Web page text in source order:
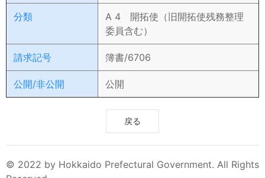
分類
A 4 開拓使（旧開拓使残務整理
委員含む）
請求記号 簿書/6706
公開/非公開 公開
戻る
© 2022 by Hokkaido Prefectural Government. All Rights